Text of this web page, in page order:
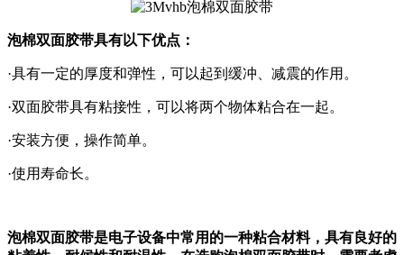
泡棉双面胶带具有以下优点：
·具有一定的厚度和弹性，可以起到缓冲、减震的作用。
·双面胶带具有粘接性，可以将两个物体粘合在一起。
·安装方便，操作简单。
·使用寿命长。
泡棉双面胶带是电子设备中常用的一种粘合材料，具有良好的